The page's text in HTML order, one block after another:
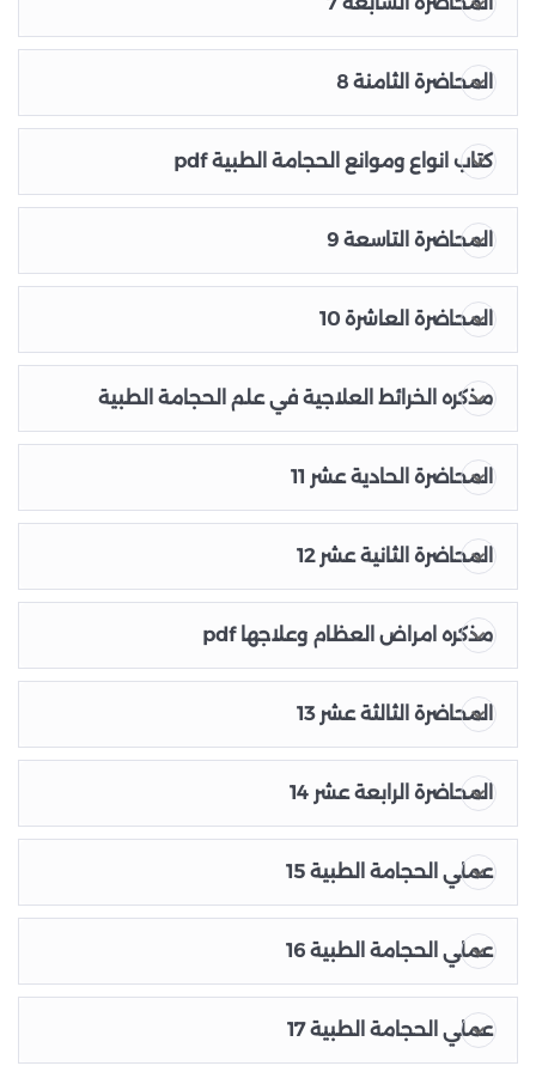
¶ سيتم تخرجك من مادة الحجامه بعد اجازتك بالعملي وبعد
امتحان النظري.
المحاضرة الثامنة 8
كتاب انواع وموانع الحجامة الطبية pdf
المحاضرة التاسعة 9
المحاضرة العاشرة 10
مذكره الخرائط العلاجية في علم الحجامة الطبية
المحاضرة الحادية عشر 11
المحاضرة الثانية عشر 12
مذكره امراض العظام وعلاجها pdf
المحاضرة الثالثة عشر 13
المحاضرة الرابعة عشر 14
عملي الحجامة الطبية 15
عملي الحجامة الطبية 16
عملي الحجامة الطبية 17